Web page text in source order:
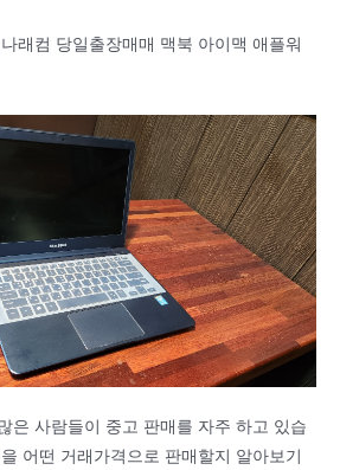
래컴 당일출장매매 맥북 아이맥 애플워
은 사람들이 중고 판매를 자주 하고 있습
어떤 거래가격으로 판매할지 알아보기